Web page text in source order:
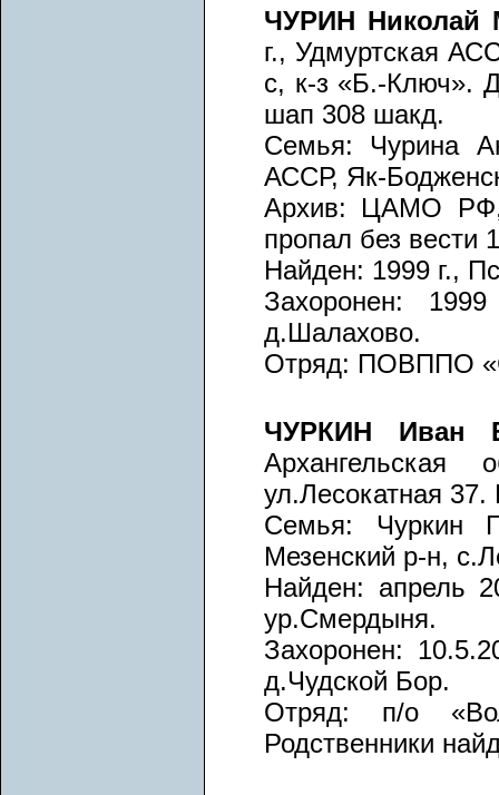
ЧУРИН Николай
г., Удмуртская
с, к-з «Б.-Ключ».
шап 308 шакд.
Семья: Чурина
АССР, Як-
Архив: ЦАМО РФ,
пропал без вести
Найден: 1999 г.,
Захоронен:
д.Шалахово.
Отряд: ПОВППО
ЧУРКИН Иван
ул.Лесокатная
Семья: Чуркин
Мезенский р-н,
Найден: апрель
ур.Смердыня.
Захоронен:
д.Чудской Бор.
Отряд: п/о
Родственники